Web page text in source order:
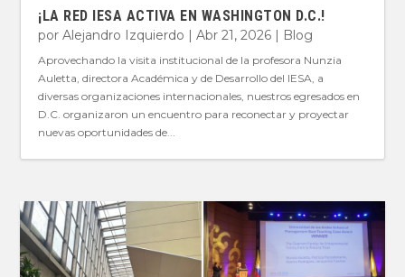
¡LA RED IESA ACTIVA EN WASHINGTON D.C.!
porAlejandro Izquierdo |Abr 21, 2026 | Blog
Aprovechando la visita institucional de la profesora Nunzia
Auletta, directora Académica y de Desarrollo del IESA, a
diversas organizaciones internacionales, nuestros egresados en
D.C. organizaron un encuentro para reconectar y proyectar
nuevas oportunidades de...